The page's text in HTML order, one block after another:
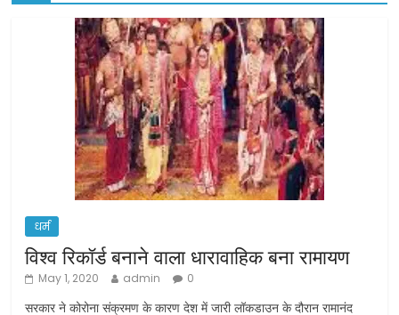
धर्म
विश्व रिकॉर्ड बनाने वाला धारावाहिक बना रामायण
May 1, 2020 admin 0
सरकार ने कोरोना संक्रमण के कारण देश में जारी लॉकडाउन के दौरान रामानंद